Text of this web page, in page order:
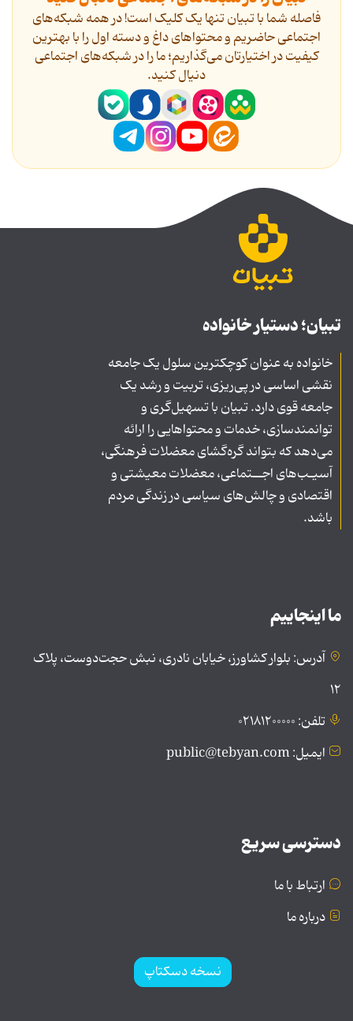
فاصله شما با تبیان تنها یک کلیک است! در همه شبکه‌های
اجتماعی حاضریم و محتواهای داغ و دسته اول را با بهترین
کیفیت در اختیارتان می‌گذاریم؛ ما را در شبکه‌های اجتماعی
دنیال کنید.
تبیان؛ دستیار خانواده
خانواده به عنوان کوچکترین سلول یک جامعه
نقشی اساسی در پی‌ریزی، تربیت و رشد یک
جامعه قوی دارد. تبیان با تسهیل‌گری و
توانمندسازی، خدمات و محتواهایی را ارائه
می‌دهد که بتواند گره‌گشای معضلات فرهنگی،
آسیـب‌های اجــتماعی، معضلات معیشتی و
اقتصادی و چالش‌های سیاسی در زندگی مردم
باشد.
ما اینجاییم
آدرس: بلوار کشاورز، خیابان نادری، نبش حجت‌دوست، پلاک
۱۲
تلفن: ۰۲۱۸۱۲۰۰۰۰۰
ایمیل: public@tebyan.com
دسترسی سریع
ارتباط با ما
درباره ما
نسخه دسکتاپ